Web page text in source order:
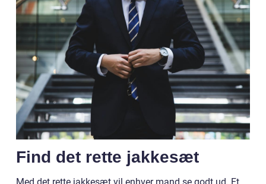
Find det rette jakkesæt
Med det rette jakkesæt vil enhver mand se godt ud. Et